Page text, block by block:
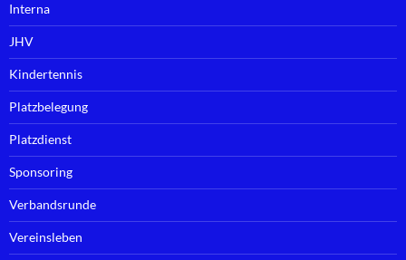
Interna
JHV
Kindertennis
Platzbelegung
Platzdienst
Sponsoring
Verbandsrunde
Vereinsleben